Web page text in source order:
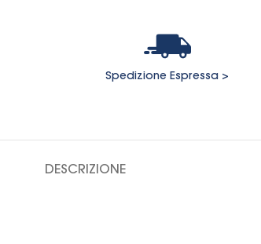
Spedizione Espressa >
DESCRIZIONE